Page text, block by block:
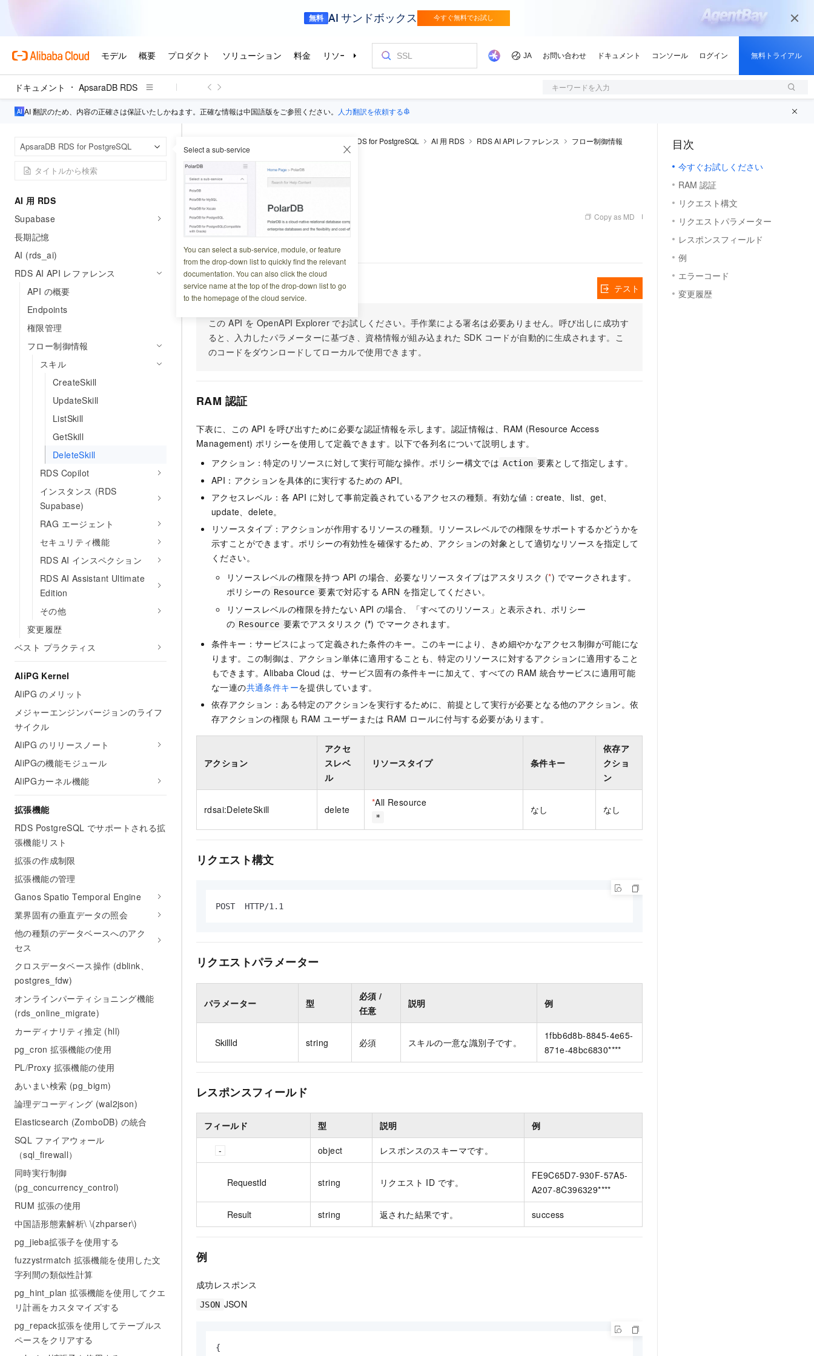
ドキュメント ApsaraDB RDS キーワードを入力
AI 翻訳のため、内容の正確さは保証いたしかねます。正確な情報は中国語版をご参照ください。 人力翻訳を依頼する
ApsaraDB RDS for PostgreSQL Select a sub-service
You can select a sub-service, module, or feature
from the drop-down list to quickly find the relevant
documentation. You can also click the cloud
service name at the top of the drop-down list to go
to the homepage of the cloud service.
は解放
PostgreSQL インスタンスへの接続
DuckDB 分析アクセラレーション
プライマリインスタンスでの DuckDB
の有効化
DuckDB によるクエリの高速化
DuckDB 性能テスト
AI 用 RDS
Supabase
長期記憶
AI (rds_ai)
RDS AI API レファレンス
API の概要
Endpoints
権限管理
フロー制御情報
スキル
CreateSkill
UpdateSkill
ListSkill
GetSkill
DeleteSkill
RDS Copilot
インスタンス (RDS
Supabase)
RAG エージェント
セキュリティ機能
RDS AI インスペクション
RDS AI Assistant Ultimate
Edition
その他
変更履歴
ベスト プラクティス
AliPG Kernel
AliPG のメリット
メジャーエンジンバージョンのライフ
サイクル
AliPG のリリースノート
AliPGの機能モジュール
AliPGカーネル機能
拡張機能
RDS PostgreSQL でサポートされる拡
張機能リスト
拡張の作成制限
拡張機能の管理
Ganos Spatio Temporal Engine
業界固有の垂直データの照会
他の種類のデータベースへのアク
セス
クロスデータベース操作 (dblink、
postgres_fdw)
オンラインパーティショニング機能
(rds_online_migrate)
カーディナリティ推定 (hll)
pg_cron 拡張機能の使用
PL/Proxy 拡張機能の使用
あいまい検索 (pg_bigm)
論理デコーディング (wal2json)
Elasticsearch (ZomboDB) の統合
SQL ファイアウォール
（sql_firewall）
同時実行制御
(pg_concurrency_control)
RUM 拡張の使用
中国語形態素解析\ \(zhparser\)
pg_jieba拡張子を使用する
fuzzystrmatch 拡張機能を使用した文
字列間の類似性計算
pg_hint_plan 拡張機能を使用してクエ
リ計画をカスタマイズする
pg_repack拡張を使用してテーブルス
ペースをクリアする
ApsaraDB RDS for PostgreSQL AI 用 RDS RDS AI API レファレンス
フロー制御情報
スキル
DeleteSkill
DeleteSkill
更新日時 Copy as MD
指定されたスキルを削除します。
今すぐお試しください
この API を OpenAPI Explorer でお試しください。手作業による署名は必要ありません。呼び出しに成功す
ると、入力したパラメーターに基づき、資格情報が組み込まれた SDK コードが自動的に生成されます。こ
のコードをダウンロードしてローカルで使用できます。
テスト
RAM 認証
下表に、この API を呼び出すために必要な認証情報を示します。認証情報は、RAM (Resource Access
Management) ポリシーを使用して定義できます。以下で各列名について説明します。
アクション：特定のリソースに対して実行可能な操作。ポリシー構文では Action 要素として指定します。
API：アクションを具体的に実行するための API。
アクセスレベル：各 API に対して事前定義されているアクセスの種類。有効な値：create、list、get、
update、delete。
リソースタイプ：アクションが作用するリソースの種類。リソースレベルでの権限をサポートするかどうかを
示すことができます。ポリシーの有効性を確保するため、アクションの対象として適切なリソースを指定して
ください。
リソースレベルの権限を持つ API の場合、必要なリソースタイプはアスタリスク (*) でマークされます。
ポリシーの Resource 要素で対応する ARN を指定してください。
リソースレベルの権限を持たない API の場合、「すべてのリソース」と表示され、ポリシー
の Resource 要素でアスタリスク (*) でマークされます。
条件キー：サービスによって定義された条件のキー。このキーにより、きめ細やかなアクセス制御が可能にな
ります。この制御は、アクション単体に適用することも、特定のリソースに対するアクションに適用すること
もできます。Alibaba Cloud は、サービス固有の条件キーに加えて、すべての RAM 統合サービスに適用可能
な一連の共通条件キーを提供しています。
依存アクション：ある特定のアクションを実行するために、前提として実行が必要となる他のアクション。依
存アクションの権限も RAM ユーザーまたは RAM ロールに付与する必要があります。
アクション
アクセ
スレベ
ル
リソースタイプ 条件キー
依存ア
クショ
ン
rdsai:DeleteSkill delete
*All Resource
*
なし なし
リクエスト構文
POST  HTTP/1.1
リクエストパラメーター
パラメーター 型
必須 /
任意
説明 例
SkillId string 必須 スキルの一意な識別子です。
1fbb6d8b-8845-4e65-
871e-48bc6830****
レスポンスフィールド
フィールド 型 説明 例
object レスポンスのスキーマです。
RequestId string リクエスト ID です。
FE9C65D7-930F-57A5-
A207-8C396329****
Result string 返された結果です。 success
例
成功レスポンス
JSON JSON
{
目次
今すぐお試しください
RAM 認証
リクエスト構文
リクエストパラメーター
レスポンスフィールド
例
エラーコード
変更履歴